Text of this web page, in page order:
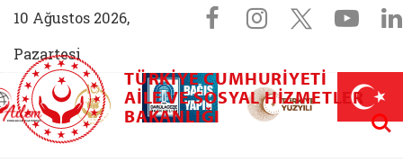
10 Ağustos 2026,
Pazartesi
Sosyal
Facebook
Instagram
X
Aile (yeni sekmede açılır)
AİLEM İletişim Merkezi (yeni sekmede açılır)
Aile ve Nüfus On Yılı (yeni sekmede açılır)
Darülaceze bağış sayfası (yeni
TÜRKIYE CUMHURIYETI
AILE VE SOSYAL HIZMETLER
BAKANLIĞI